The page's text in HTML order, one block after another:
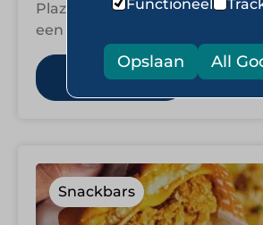
Plaza Food for All staat voor
een snelle hap. Het is een plek
gezelligheid, gastvrijheid en…
Lees meer
Snackbars
Functioneel
Opslaan All